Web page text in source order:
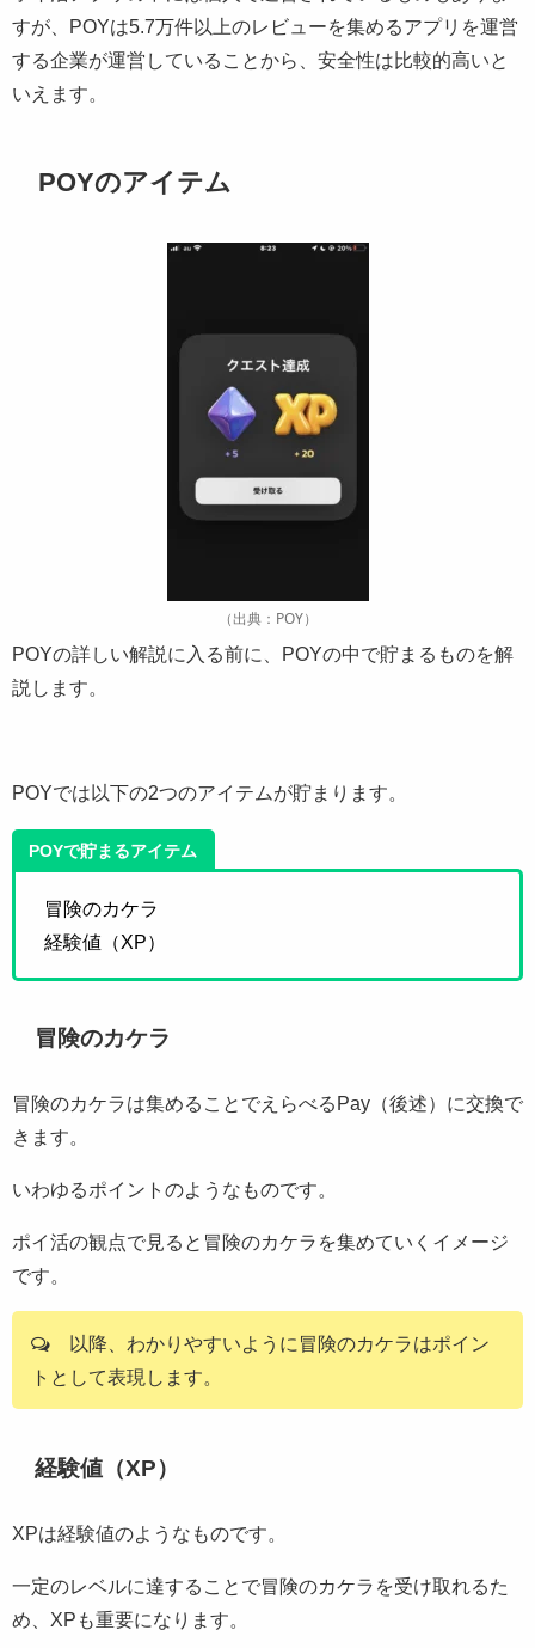
すが、POYは5.7万件以上のレビューを集めるアプリを運営
する企業が運営していることから、安全性は比較的高いと
いえます。
POYのアイテム
（出典：POY）
POYの詳しい解説に入る前に、POYの中で貯まるものを解
説します。
POYでは以下の2つのアイテムが貯まります。
POYで貯まるアイテム
冒険のカケラ
経験値（XP）
冒険のカケラ
冒険のカケラは集めることでえらべるPay（後述）に交換で
きます。
いわゆるポイントのようなものです。
ポイ活の観点で見ると冒険のカケラを集めていくイメージ
です。
以降、わかりやすいように冒険のカケラはポイン
トとして表現します。
経験値（XP）
XPは経験値のようなものです。
一定のレベルに達することで冒険のカケラを受け取れるた
め、XPも重要になります。